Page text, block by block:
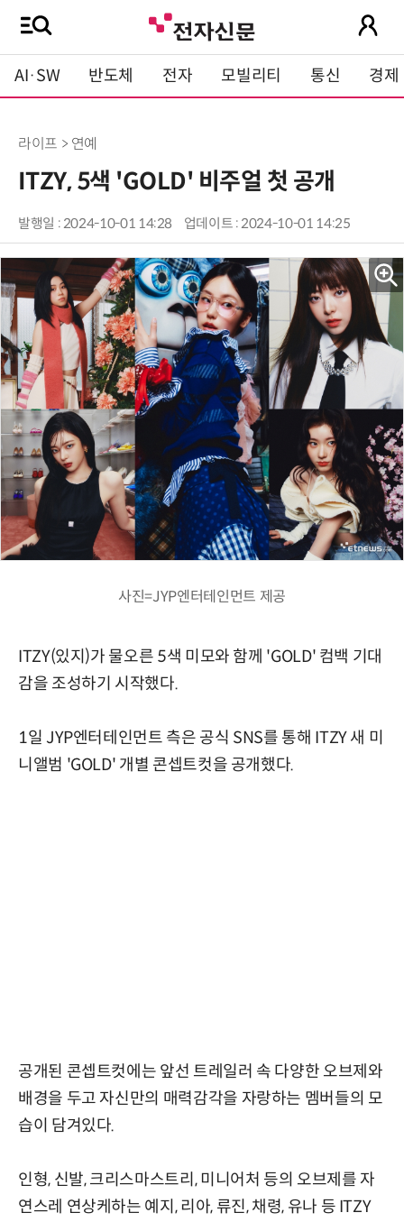
AI·SW 반도체 전자 모빌리티 통신 경제
라이프 > 연예
ITZY, 5색 'GOLD' 비주얼 첫 공개
발행일 : 2024-10-01 14:28 업데이트 : 2024-10-01 14:25
사진=JYP엔터테인먼트 제공
ITZY(있지)가 물오른 5색 미모와 함께 'GOLD' 컴백 기대
감을 조성하기 시작했다.
1일 JYP엔터테인먼트 측은 공식 SNS를 통해 ITZY 새 미
니앨범 'GOLD' 개별 콘셉트컷을 공개했다.
공개된 콘셉트컷에는 앞선 트레일러 속 다양한 오브제와
배경을 두고 자신만의 매력감각을 자랑하는 멤버들의 모
습이 담겨있다.
인형, 신발, 크리스마스트리, 미니어처 등의 오브제를 자
연스레 연상케하는 예지, 리아, 류진, 채령, 유나 등 ITZY